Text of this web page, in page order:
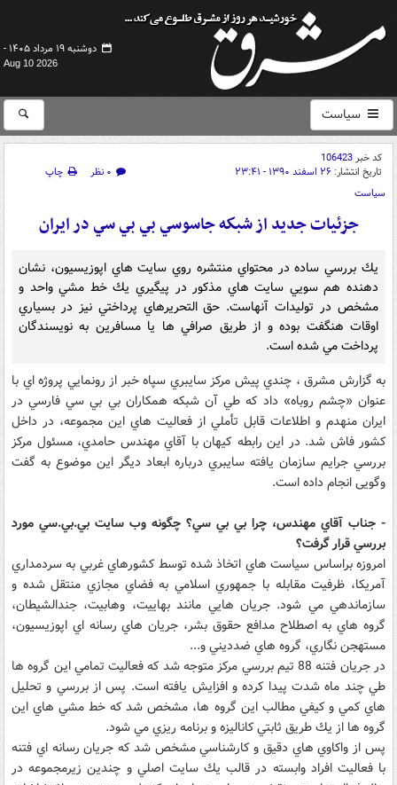
دوشنبه ۱۹ مرداد ۱۴۰۵ -
Aug 10 2026
سیاست
کد خبر106423
تاریخ انتشار: ۲۶ اسفند ۱۳۹۰ - ۲۳:۴۱ ۰ نظر
چاپ
سیاست
جزئيات جديد از شبكه جاسوسي بي بي سي در ايران
يك بررسي ساده در محتواي منتشره روي سايت هاي اپوزيسيون، نشان
دهنده هم سويي سايت هاي مذكور در پيگيري يك خط مشي واحد و
مشخص در توليدات آنهاست. حق التحريرهاي پرداختي نيز در بسياري
اوقات هنگفت بوده و از طريق صرافي ها يا مسافرين به نويسندگان
پرداخت مي شده است.
به گزارش مشرق ، چندي پيش مركز سايبري سپاه خبر از رونمايي پروژه اي با
عنوان «چشم روباه» داد كه طي آن شبكه همكاران بي بي سي فارسي در
ايران منهدم و اطلاعات قابل تأملي از فعاليت هاي اين مجموعه، در داخل
كشور فاش شد. در اين رابطه کیهان با آقاي مهندس حامدي، مسئول مركز
بررسي جرايم سازمان يافته سايبري درباره ابعاد ديگر اين موضوع به گفت
وگویی انجام داده است.
- جناب آقاي مهندس، چرا بي بي سي؟ چگونه وب سايت بي.بي.سي مورد
بررسي قرار گرفت؟
امروزه براساس سياست هاي اتخاذ شده توسط كشورهاي غربي به سردمداري
آمريكا، ظرفيت مقابله با جمهوري اسلامي به فضاي مجازي منتقل شده و
سازماندهي مي شود. جريان هايي مانند بهاييت، وهابيت، جندالشيطان،
گروه هاي به اصطلاح مدافع حقوق بشر، جريان هاي رسانه اي اپوزيسيون،
مستهجن نگاري، گروه هاي ضدديني و...
در جريان فتنه 88 تيم بررسي مركز متوجه شد كه فعاليت تمامي اين گروه ها
طي چند ماه شدت پيدا كرده و افزايش يافته است. پس از بررسي و تحليل
هاي كمي و كيفي مطالب اين گروه ها، مشخص شد كه خط مشي هاي اين
گروه ها از يك طريق ثابتي كاناليزه و برنامه ريزي مي شود.
پس از واكاوي هاي دقيق و كارشناسي مشخص شد كه جريان رسانه اي فتنه
با فعاليت افراد وابسته در قالب يك سايت اصلي و چندين زيرمجموعه در